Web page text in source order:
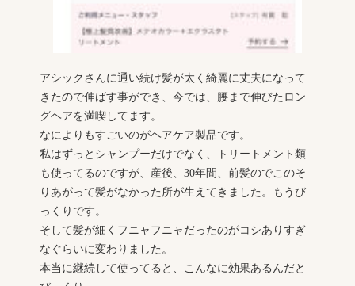
アシックさんに通い続け髪が太く綺麗に丈夫になって
きたので伸ばす事ができ、今では、腰まで伸びたロン
グヘアを満喫してます。
なによりもすごいのがヘアケア製品です。
私はずっとシャンプーだけでなく、トリートメント類
も使ってるのですが、産後、30年間、前髪のでこのそ
りあがって髪がなかった所が生えてきました。もうび
っくりです。
そして髪が細くフニャフニャだったのがコシありすぎ
なぐらいに変わりました。
本当に継続して使ってると、こんなに効果あるんだと